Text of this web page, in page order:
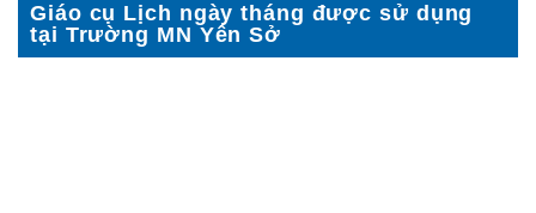
Giáo cụ Lịch ngày tháng được sử dụng
tại Trường MN Yên Sở